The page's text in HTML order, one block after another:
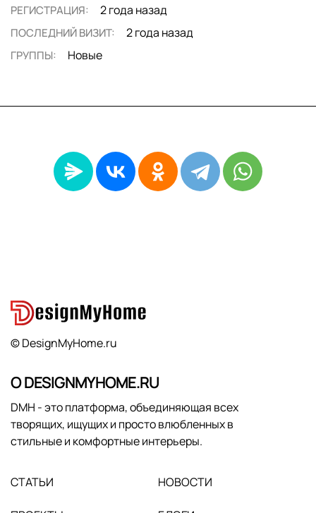
РЕГИСТРАЦИЯ: 2 года назад
ПОСЛЕДНИЙ ВИЗИТ: 2 года назад
ГРУППЫ: Новые
© DesignMyHome.ru
О DESIGNMYHOME.RU
DMH - это платформа, объединяющая всех
творящих, ищущих и просто влюбленных в
стильные и комфортные интерьеры.
СТАТЬИ НОВОСТИ